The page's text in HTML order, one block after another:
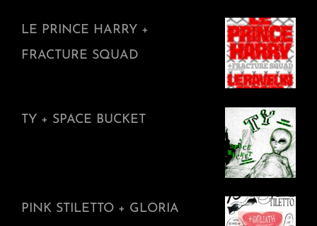
LE PRINCE HARRY +
FRACTURE SQUAD
TY + SPACE BUCKET
PINK STILETTO + GLORIA